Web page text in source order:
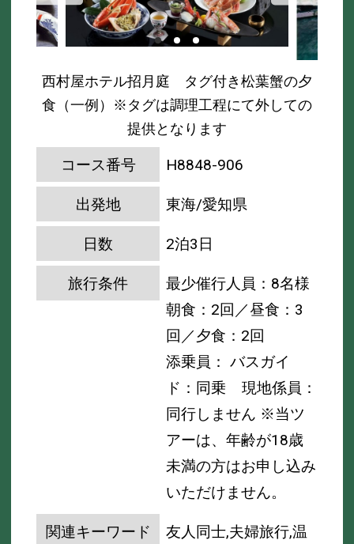
西村屋ホテル招月庭 タグ付き松葉蟹の夕
食（一例）※タグは調理工程にて外しての
提供となります
コース番号 H8848-906
出発地 東海/愛知県
日数 2泊3日
旅行条件
最少催行人員：8名様
朝食：2回／昼食：3
回／夕食：2回
添乗員： バスガイ
ド：同乗
現地係員：
同行しません ※当ツ
アーは、年齢が18歳
未満の方はお申し込み
いただけません。
関連キーワード
友人同士,夫婦旅行,温